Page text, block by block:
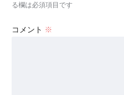
る欄は必須項目です
コメント ※